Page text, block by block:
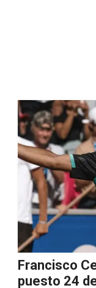
Francisco
puesto 24